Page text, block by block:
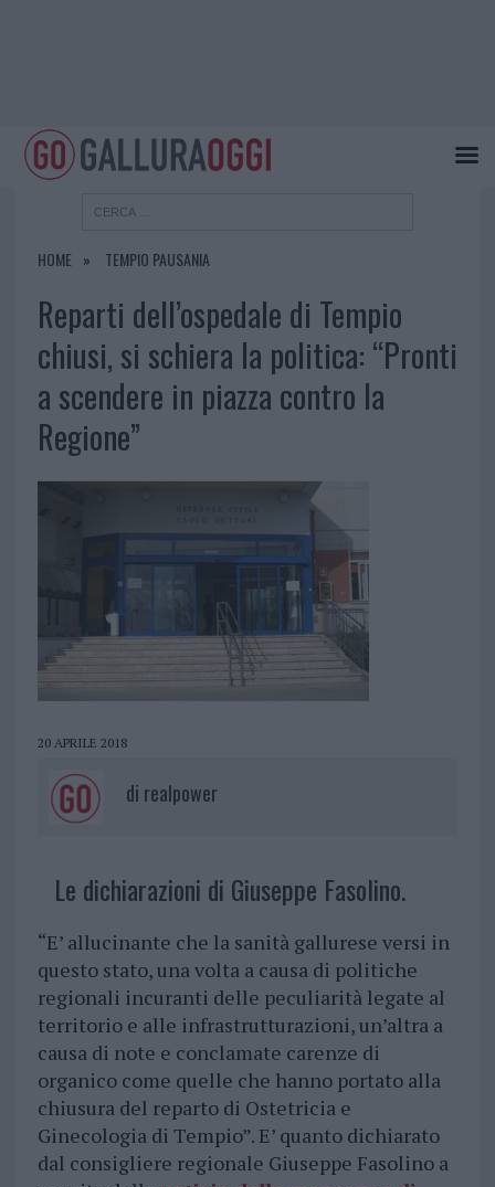
HOME TEMPIO PAUSANIA
Reparti dell’ospedale di Tempio
chiusi, si schiera la politica: “Pronti
a scendere in piazza contro la
Regione”
20 APRILE 2018
di realpower
Le dichiarazioni di Giuseppe Fasolino.
“E’ allucinante che la sanità gallurese versi in
questo stato, una volta a causa di politiche
regionali incuranti delle peculiarità legate al
territorio e alle infrastrutturazioni, un’altra a
causa di note e conclamate carenze di
organico come quelle che hanno portato alla
chiusura del reparto di Ostetricia e
Ginecologia di Tempio”. E’ quanto dichiarato
dal consigliere regionale Giuseppe Fasolino a